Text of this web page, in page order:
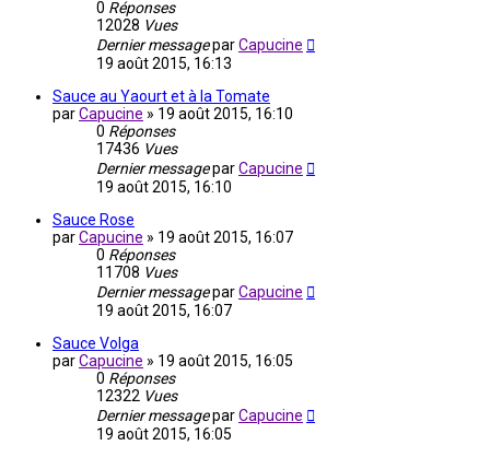
0 Réponses
12028 Vues
Dernier messageparCapucine
19 août 2015, 16:13
Sauce au Yaourt et à la Tomate
parCapucine » 19 août 2015, 16:10
0 Réponses
17436 Vues
Dernier messageparCapucine
19 août 2015, 16:10
Sauce Rose
parCapucine » 19 août 2015, 16:07
0 Réponses
11708 Vues
Dernier messageparCapucine
19 août 2015, 16:07
Sauce Volga
parCapucine » 19 août 2015, 16:05
0 Réponses
12322 Vues
Dernier messageparCapucine
19 août 2015, 16:05